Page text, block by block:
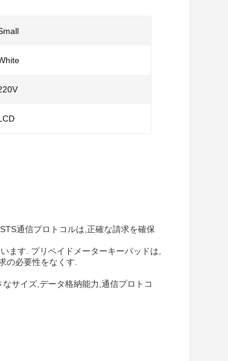
通信プロトコルは,正確な請求を確保
ます. プリペイドメーターキーパッドは,
の必要性をなくす.
サイズ,データ格納能力,通信プロトコ